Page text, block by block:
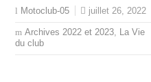
Motoclub-05 juillet 26, 2022
Archives 2022 et 2023, La Vie
du club